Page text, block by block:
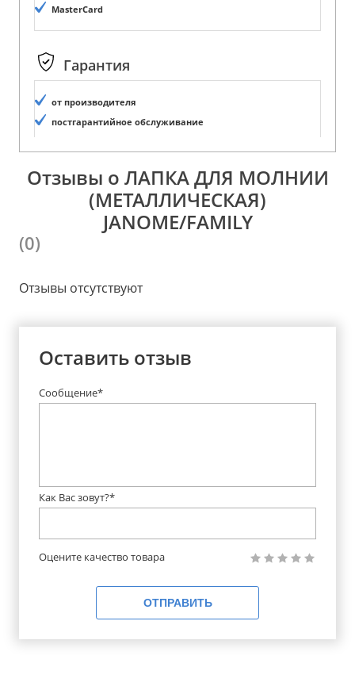
MasterCard
Гарантия
от производителя
постгарантийное обслуживание
Отзывы о ЛАПКА ДЛЯ МОЛНИИ
(МЕТАЛЛИЧЕСКАЯ)
JANOME/FAMILY
(0)
Отзывы отсутствуют
Оставить отзыв
Сообщение*
Как Вас зовут?*
Оцените качество товара
ОТПРАВИТЬ